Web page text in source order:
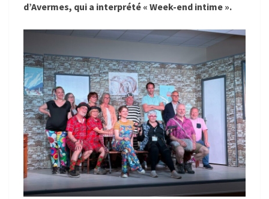
d’Avermes, qui a interprété « Week-end intime ».